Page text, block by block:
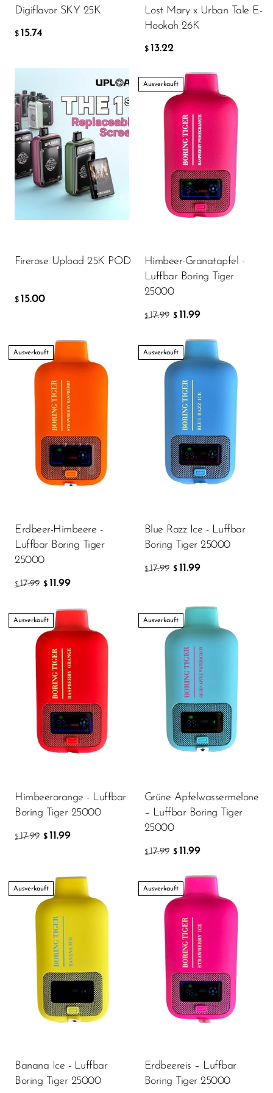
Memers
Milli Bar
Monster Vape Labs
MTRX
Naked
Nexa
NIKO Bar
North
Off-Stamp
Orion
PHUN
Pillow Talk
PYRO
Raz
RifBar
REIGN BAR
Sigelei
Smarter AirPuffs
Snoopy Smoke
Snowwolf
So Soul
Space Mary
Spree Bar
Suonon
Suorin
SWFT
UWELL
Vozol
Yo Bar
YOXY
Yovo
Zovoo by Voopoo
Dragbar
Digiflavor SKY 25K
$ 15.74
Lost Mary x Urban Tale E-
Hookah 26K
$ 13.22
Firerose Upload 25K POD
$ 15.00
Flavor
15.00
Ausverkauft
Himbeer-Granatapfel -
Luffbar Boring Tiger
25000
$ 17.99 $ 11.99
Ausverkauft
Erdbeer-Himbeere -
Luffbar Boring Tiger
25000
$ 17.99 $ 11.99
Ausverkauft
Blue Razz Ice - Luffbar
Boring Tiger 25000
$ 17.99 $ 11.99
Ausverkauft
Himbeerorange - Luffbar
Boring Tiger 25000
$ 17.99 $ 11.99
Ausverkauft
Grüne Apfelwassermelone
– Luffbar Boring Tiger
25000
$ 17.99 $ 11.99
Ausverkauft
Banana Ice - Luffbar
Boring Tiger 25000
Ausverkauft
Erdbeereis – Luffbar
Boring Tiger 25000